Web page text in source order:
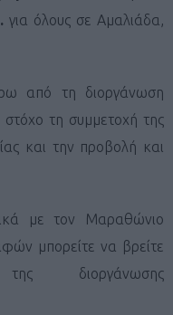
για όλους σε Αμαλιάδα,
από τη διοργάνωση
τη συμμετοχή της
και την προβολή και
με τον Μαραθώνιο
μπορείτε να βρείτε
διοργάνωσης